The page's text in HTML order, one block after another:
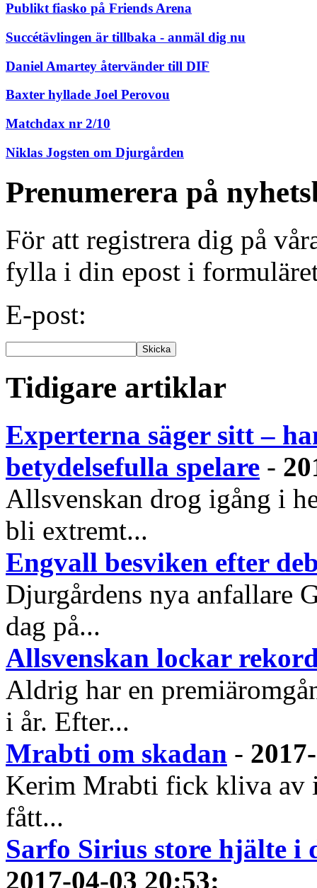
Publikt fiasko på Friends Arena
Succétävlingen är tillbaka - anmäl dig nu
Daniel Amartey återvänder till DIF
Baxter hyllade Joel Perovou
Matchdax nr 2/10
Niklas Jogsten om Djurgården
Prenumerera på
För att registrera dig på
fylla i din epost i
E-post:
Tidigare artiklar
Experterna säger sitt –
betydelsefulla spelare -
Allsvenskan drog igång i
bli extremt...
Engvall besviken efter
Djurgårdens nya anfallare
dag på...
Allsvenskan lockar
Aldrig har en
i år. Efter...
Mrabti om skadan -
Kerim Mrabti fick kliva av i
fått...
Sarfo Sirius store hjälte i
2017-04-03 20:53: